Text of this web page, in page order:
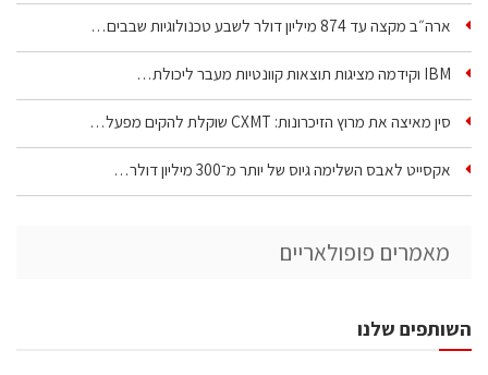
ארה״ב מקצה עד 874 מיליון דולר לשבע טכנולוגיות שבבים…
IBM וקידמה מציגות תוצאות קוונטיות מעבר ליכולת…
סין מאיצה את מרוץ הזיכרונות: CXMT שוקלת להקים מפעל…
אקסייט לאבס השלימה גיוס של יותר מ־300 מיליון דולר…
מאמרים פופולאריים
השותפים שלנו